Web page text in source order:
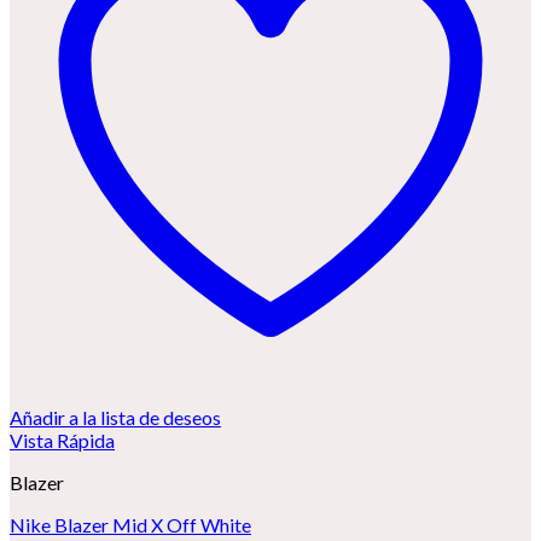
Añadir a la lista de deseos
Vista Rápida
Blazer
Nike Blazer Mid X Off White